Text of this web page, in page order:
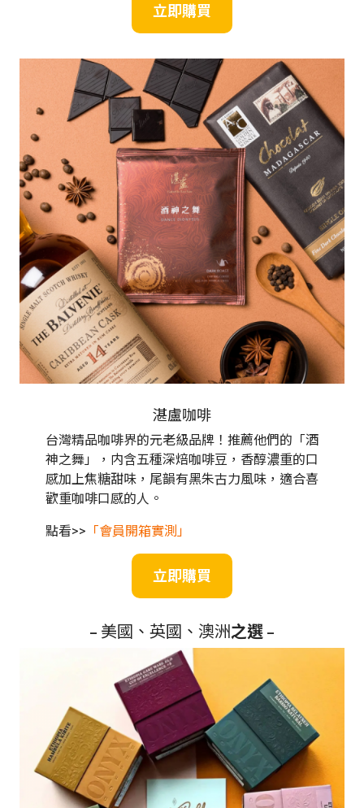
立即購買
湛盧咖啡
台灣精品咖啡界的元老級品牌！推薦他們的「酒
神之舞」，内含五種深焙咖啡豆，香醇濃重的口
感加上焦糖甜味，尾韻有黑朱古力風味，適合喜
歡重咖啡口感的人。
點看>> 「會員開箱實測」
立即購買
– 美國、英國、澳洲之選 –